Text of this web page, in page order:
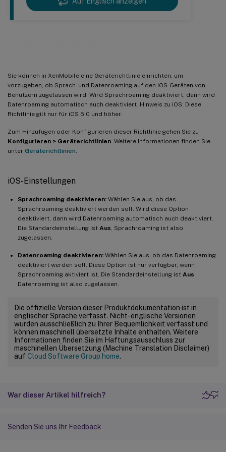
Sie können in XenMobile eine Geräterichtlinie einrichten, um
vorzugeben, ob Sprach- und Datenroaming auf den iOS-Geräten von
Benutzern zugelassen wird. Wird Sprachroaming deaktiviert, dann wird
Datenroaming automatisch auch deaktiviert. Hinweis zu iOS: Diese
Richtlinie gilt nur für iOS 5.0 und höher.
Zum Hinzufügen oder Konfigurieren dieser Richtlinie gehen Sie zu
Konfigurieren > Geräterichtlinien . Weitere Informationen finden Sie
unter Geräterichtlinien
iOS-Einstellungen
Sprachroaming deaktivieren: Wählen Sie aus, ob das
Sprachroaming deaktiviert werden soll. Wird diese Option
deaktiviert, dann wird Datenroaming automatisch auch deaktiviert.
Die Standardeinstellung ist Aus , Sprachroaming ist also
zugelassen.
Datenroaming deaktivieren: Wählen Sie aus, ob das Datenroaming
deaktiviert werden soll. Diese Option ist nur verfügbar, wenn
Sprachroaming aktiviert ist. Die Standardeinstellung ist Aus
Datenroaming ist also zugelassen.
Die offizielle Version dieser Produktdokumentation ist in
englischer Sprache verfasst. Nicht-englische Versionen
wurden ausschließlich zu Ihrer Bequemlichkeit verfasst und
können maschinell übersetzte Inhalte enthalten. Weitere
Informationen finden Sie im Haftungsausschluss zur
maschinellen Übersetzung (Machine Translation Disclaimer)
auf Cloud Software Group home.
War dieser Artikel hilfreich?
Senden Sie uns Ihr Feedback